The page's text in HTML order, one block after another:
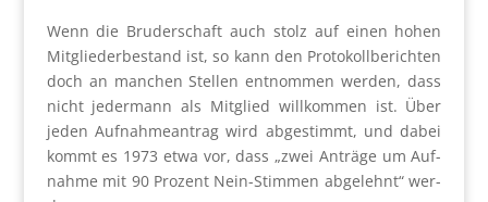
Wenn die Bru­der­schaft auch stolz auf einen hohen
Mit­glie­der­be­stand ist, so kann den Pro­to­koll­be­rich­ten
doch an man­chen Stel­len ent­nom­men wer­den, dass
nicht jeder­mann als Mit­glied will­kom­men ist. Über
jeden Auf­nah­me­an­trag wird abge­stimmt, und dabei
kommt es 1973 etwa vor, dass „zwei Anträ­ge um Auf­
nah­me mit 90 Pro­zent Nein-Stim­men abge­lehnt“ wer­